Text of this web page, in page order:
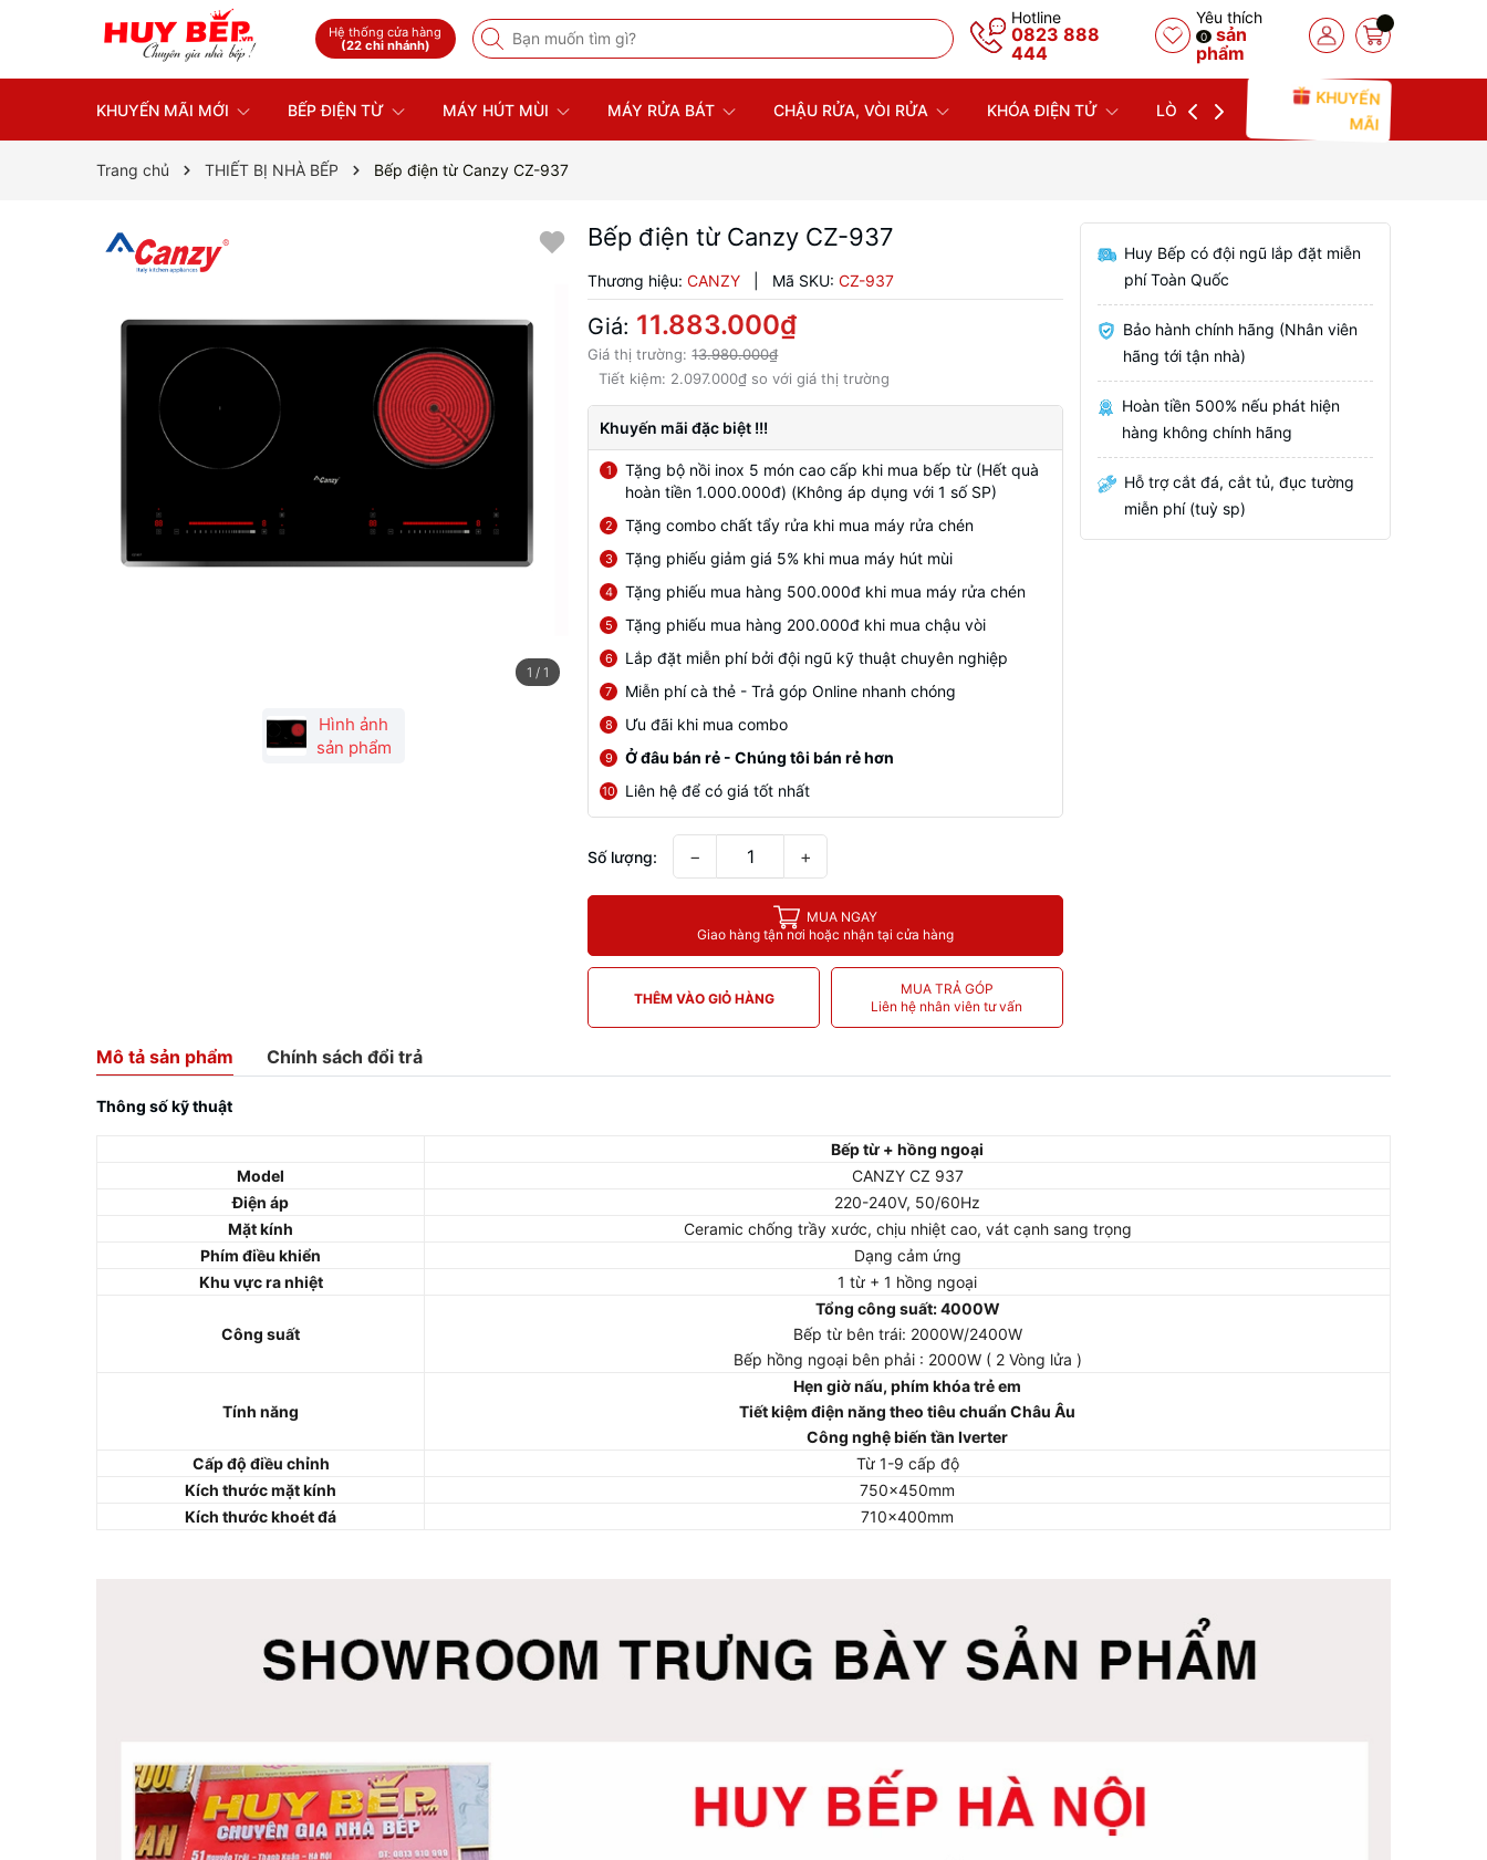
Hệ thống cửa hàng
(22 chi nhánh)
Hotline
0823 888
444
Yêu thích
0
sản
phẩm
KHUYẾN MÃI MỚI BẾP ĐIỆN TỪ MÁY HÚT MÙI MÁY RỬA BÁT CHẬU RỬA, VÒI RỬA KHÓA ĐIỆN TỬ LÒ NƯỚNG LÒ VI SÓNG
KHUYẾN
MÃI
Trang chủ THIẾT BỊ NHÀ BẾP Bếp điện từ Canzy CZ-937
1 / 1
Hình ảnh
sản phẩm
Bếp điện từ Canzy CZ-937
Thương hiệu: CANZY Mã SKU: CZ-937
Giá: 11.883.000₫
Giá thị trường:13.980.000₫
Tiết kiệm: 2.097.000₫ so với giá thị trường
Khuyến mãi đặc biệt !!!
1
Tặng bộ nồi inox 5 món cao cấp khi mua bếp từ (Hết quà
hoàn tiền 1.000.000đ) (Không áp dụng với 1 số SP)
2 Tặng combo chất tẩy rửa khi mua máy rửa chén
3 Tặng phiếu giảm giá 5% khi mua máy hút mùi
4 Tặng phiếu mua hàng 500.000đ khi mua máy rửa chén
5 Tặng phiếu mua hàng 200.000đ khi mua chậu vòi
6 Lắp đặt miễn phí bởi đội ngũ kỹ thuật chuyên nghiệp
7 Miễn phí cà thẻ - Trả góp Online nhanh chóng
8 Ưu đãi khi mua combo
9 Ở đâu bán rẻ - Chúng tôi bán rẻ hơn
10 Liên hệ để có giá tốt nhất
Số lượng: − +
MUA NGAY
Giao hàng tận nơi hoặc nhận tại cửa hàng
THÊM VÀO GIỎ HÀNG
MUA TRẢ GÓP
Liên hệ nhân viên tư vấn
Huy Bếp có đội ngũ lắp đặt miễn
phí Toàn Quốc
Bảo hành chính hãng (Nhân viên
hãng tới tận nhà)
Hoàn tiền 500% nếu phát hiện
hàng không chính hãng
Hỗ trợ cắt đá, cắt tủ, đục tường
miễn phí (tuỳ sp)
Mô tả sản phẩm Chính sách đổi trả
Thông số kỹ thuật
Bếp từ + hồng ngoại
Model
CANZY CZ 937
Điện áp
220-240V, 50/60Hz
Mặt kính
Ceramic chống trầy xước, chịu nhiệt cao, vát cạnh sang trọng
Phím điều khiển
Dạng cảm ứng
Khu vực ra nhiệt
1 từ + 1 hồng ngoại
Công suất
Tổng công suất: 4000W
Bếp từ bên trái: 2000W/2400W
Bếp hồng ngoại bên phải : 2000W ( 2 Vòng lửa )
Tính năng
Hẹn giờ nấu, phím khóa trẻ em
Tiết kiệm điện năng theo tiêu chuẩn Châu Âu
Công nghệ biến tần Iverter
Cấp độ điều chỉnh
Từ 1-9 cấp độ
Kích thước mặt kính
750x450mm
Kích thước khoét đá
710x400mm